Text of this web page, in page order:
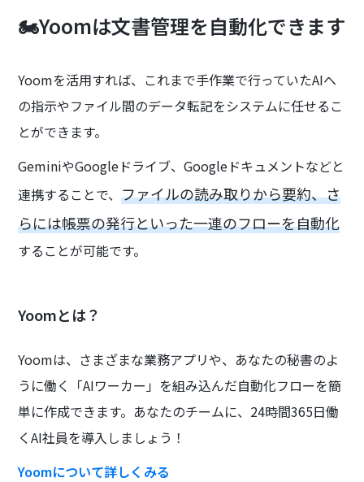
🏍️Yoomは文書管理を自動化できます
Yoomを活用すれば、これまで手作業で行っていたAIへ
の指示やファイル間のデータ転記をシステムに任せるこ
とができます。
GeminiやGoogleドライブ、Googleドキュメントなどと
連携することで、ファイルの読み取りから要約、さ
らには帳票の発行といった一連のフローを自動化
することが可能です。
Yoomとは？
Yoomは、さまざまな業務アプリや、あなたの秘書のよ
うに働く「AIワーカー」を組み込んだ自動化フローを簡
単に作成できます。あなたのチームに、24時間365日働
くAI社員を導入しましょう！
Yoomについて詳しくみる